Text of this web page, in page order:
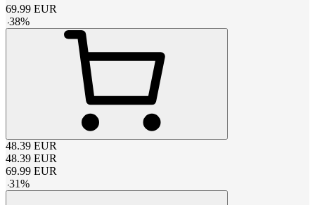
69.99 EUR
-38%
48.39 EUR
48.39 EUR
69.99 EUR
-31%